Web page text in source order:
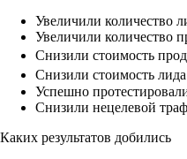
Увеличили количество
Увеличили количество
Снизили стоимость
Снизили стоимость
Успешно
Снизили нецелевой
Каких результатов добились